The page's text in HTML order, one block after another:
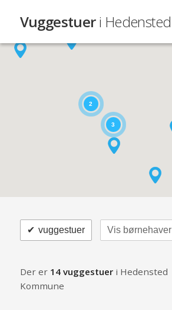
Vuggestueri Hedensted
2
3
vuggestuer
✔ Vis børnehaver
Der er 14 vuggestueri Hedensted
Kommune